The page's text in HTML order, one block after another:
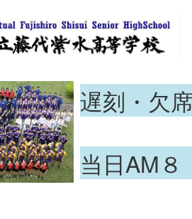
遅刻・欠
当日AM